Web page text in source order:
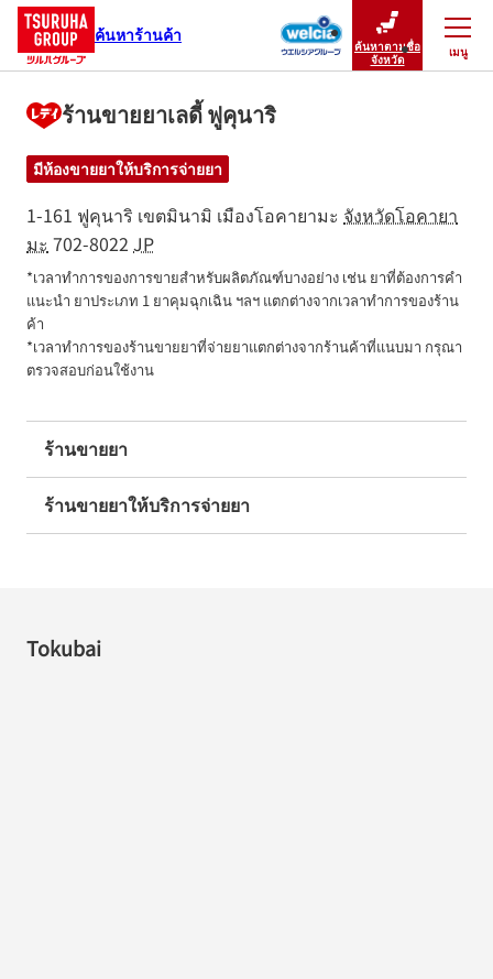
ค้นหาร้านค้า
ค้นหาตามชื่อ
จังหวัด
เมนู
ปิดเมนู
ร้านขายยาเลดี้ ฟูคุนาริ
มีห้องขายยาให้บริการจ่ายยา
1-161 ฟูคุนาริ เขตมินามิ เมืองโอคายามะ จังหวัดโอคายา
มะ 702-8022 JP
*เวลาทำการของการขายสำหรับผลิตภัณฑ์บางอย่าง เช่น ยาที่ต้องการคำ
แนะนำ ยาประเภท 1 ยาคุมฉุกเฉิน ฯลฯ แตกต่างจากเวลาทำการของร้าน
ค้า
*เวลาทำการของร้านขายยาที่จ่ายยาแตกต่างจากร้านค้าที่แนบมา กรุณา
ตรวจสอบก่อนใช้งาน
ร้านขายยา
ร้านขายยาให้บริการจ่ายยา
Tokubai